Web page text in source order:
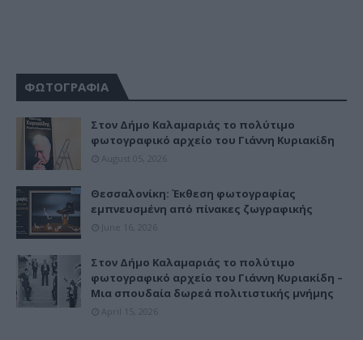
ΦΩΤΟΓΡΑΦΙΑ
Στον Δήμο Καλαμαριάς το πολύτιμο
φωτογραφικό αρχείο του Γιάννη Κυριακίδη
August 05, 2026
Θεσσαλονίκη: Έκθεση φωτογραφίας
εμπνευσμένη από πίνακες ζωγραφικής
June 16, 2026
Στον Δήμο Καλαμαριάς το πολύτιμο
φωτογραφικό αρχείο του Γιάννη Κυριακίδη –
Μια σπουδαία δωρεά πολιτιστικής μνήμης
April 15, 2026